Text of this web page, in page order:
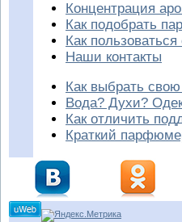
Концентрация
Как подобрать
Как
Наши контакты
Как выбрать
Вода? Духи?
Как отличить
Краткий